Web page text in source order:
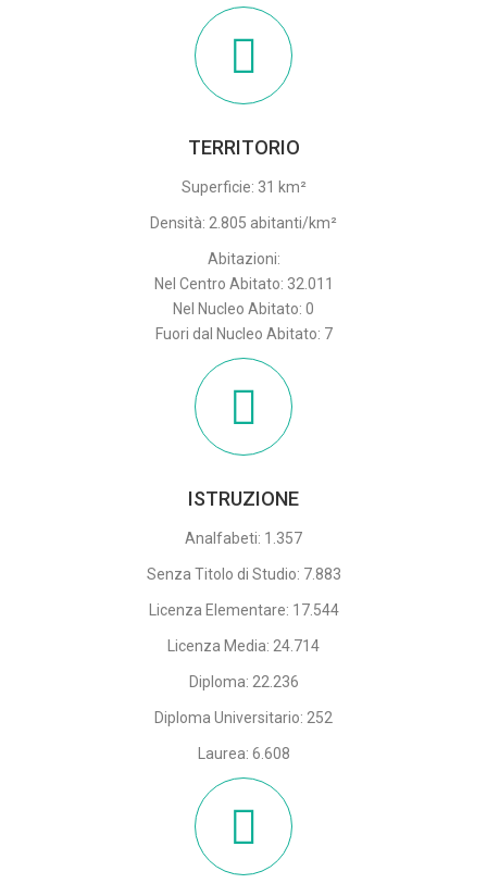
TERRITORIO
Superficie: 31 km²
Densità: 2.805 abitanti/km²
Abitazioni:
Nel Centro Abitato: 32.011
Nel Nucleo Abitato: 0
Fuori dal Nucleo Abitato: 7
ISTRUZIONE
Analfabeti: 1.357
Senza Titolo di Studio: 7.883
Licenza Elementare: 17.544
Licenza Media: 24.714
Diploma: 22.236
Diploma Universitario: 252
Laurea: 6.608